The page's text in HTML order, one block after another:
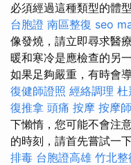
必須經過這種類型的體
台胞證 南區整復 seo
像發燒，請立即尋求醫
暖和寒冷是應檢查的另
如果足夠嚴重，有時會
復健師證照 經絡調理 杜
復推拿 頭痛 按摩 按摩
下懶惰，您可能不會注
的時刻，請首先嘗試一
排毒 台胞證高雄 竹北